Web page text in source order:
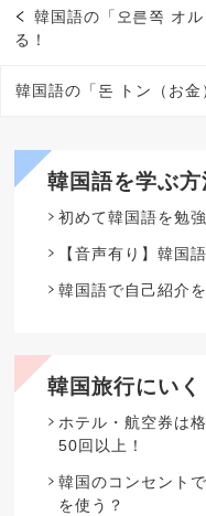
韓国語の「오른쪽 オ
る！
韓国語の「돈 トン（お金
韓国語を学ぶ方
初めて韓国語を勉
【音声有り】韓国
韓国語で自己紹介
韓国旅行にいく
ホテル・航空券は
50回以上！
韓国のコンセント
を使う？